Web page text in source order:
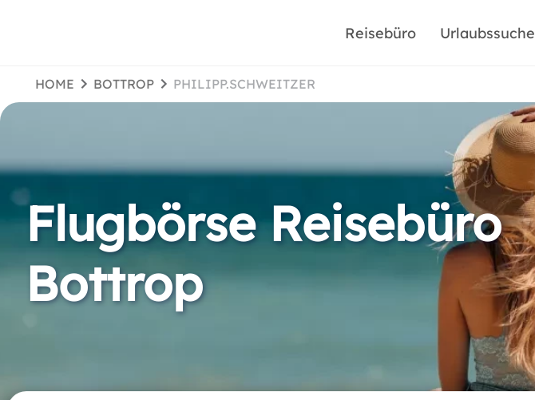
Reisebüro Urlaubssuche
HOME BOTTROP PHILIPP.SCHWEITZER
Flugbörse Reisebüro
Bottrop